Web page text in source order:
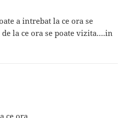
a intrebat la ce ora se
la ce ora se poate vizita….in
ce ora